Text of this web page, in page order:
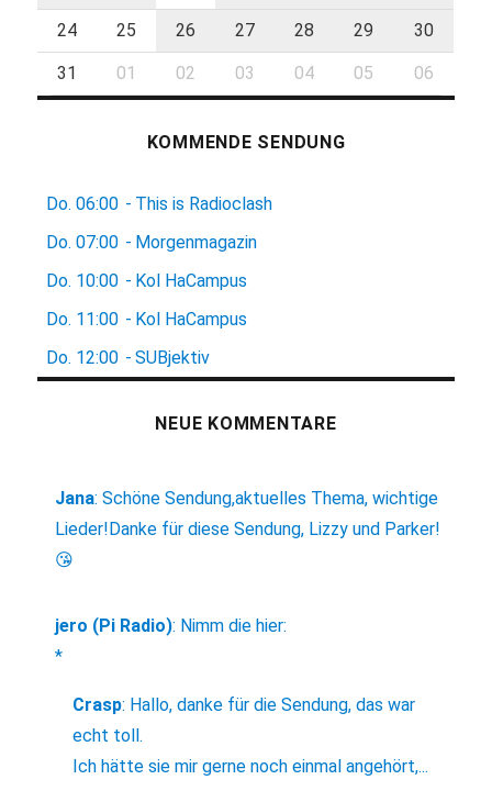
24 25 26 27 28 29 30
31 01 02 03 04 05 06
KOMMENDE SENDUNG
Do. 06:00 - This is Radioclash
Do. 07:00 - Morgenmagazin
Do. 10:00 - Kol HaCampus
Do. 11:00 - Kol HaCampus
Do. 12:00 - SUBjektiv
NEUE KOMMENTARE
Jana:Schöne Sendung,aktuelles Thema, wichtige
Lieder!Danke für diese Sendung, Lizzy und Parker!
😘
jero (Pi Radio): Nimm die hier:
*
Crasp: Hallo, danke für die Sendung, das war
echt toll.
Ich hätte sie mir gerne noch einmal angehört,...